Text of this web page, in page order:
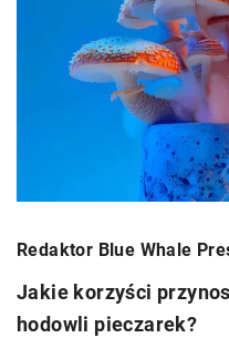
Redaktor Blue Whale
Jakie korzyści
hodowli pieczarek?